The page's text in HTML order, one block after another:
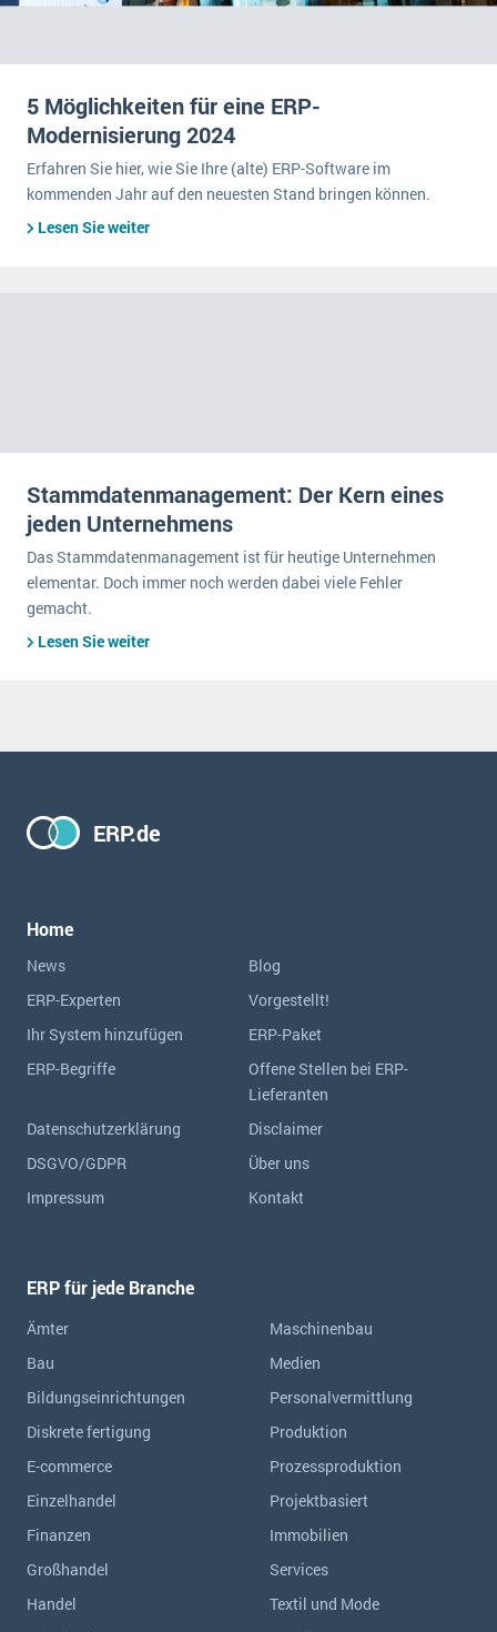
5 Möglichkeiten für eine ERP-
Modernisierung 2024
Erfahren Sie hier, wie Sie Ihre (alte) ERP-Software im
kommenden Jahr auf den neuesten Stand bringen können.
Lesen Sie weiter
Stammdatenmanagement: Der Kern eines
jeden Unternehmens
Das Stammdatenmanagement ist für heutige Unternehmen
elementar. Doch immer noch werden dabei viele Fehler
gemacht.
Lesen Sie weiter
ERP.de
Home
News
Blog
ERP-Experten
Vorgestellt!
Ihr System hinzufügen
ERP-Paket
ERP-Begriffe
Offene Stellen bei ERP-
Lieferanten
Datenschutzerklärung
Disclaimer
DSGVO/GDPR
Über uns
Impressum
Kontakt
ERP für jede Branche
Ämter
Bau
Bildungseinrichtungen
Diskrete fertigung
E-commerce
Einzelhandel
Finanzen
Großhandel
Handel
Maschinenbau
Medien
Personalvermittlung
Produktion
Prozessproduktion
Projektbasiert
Immobilien
Services
Textil und Mode